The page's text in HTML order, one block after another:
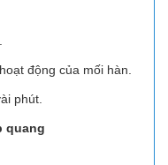
động của mối hàn.
phút.
quang